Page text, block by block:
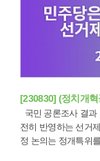
[230830] (정치개
전히 반영하는 선거제 개혁 약속
정 논의는 정개특위